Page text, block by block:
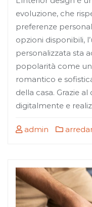
evoluzione, che
preferenze
opzioni disponibili,
personalizzata sta
popolarità come
romantico e
della casa. Grazie
digitalmente e
admin